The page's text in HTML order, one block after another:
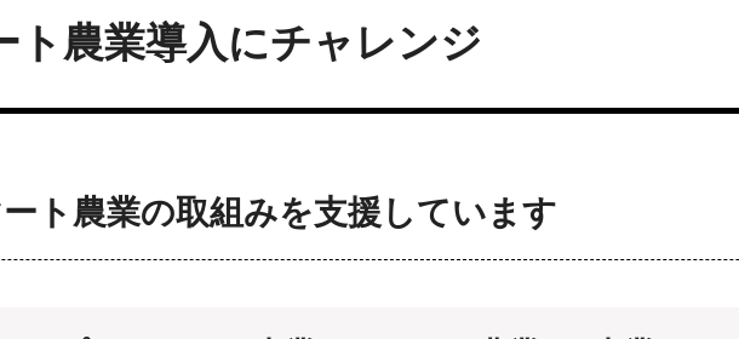
ト農業導入にチャレンジ
ト農業の取組みを支援しています